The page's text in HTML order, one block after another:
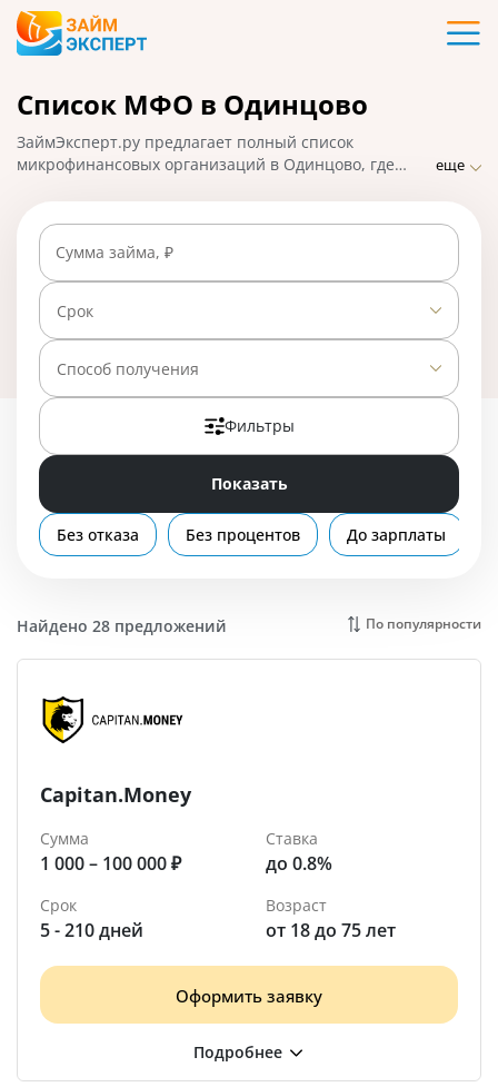
Карты
Кредиты
Ипотека
Займы
Вклады
Бизнес
Список МФО в Одинцово
ЗаймЭксперт.ру предлагает полный список
микрофинансовых организаций в Одинцово, где
требованиями и проверками, быстрым оформлением
и высоким процентом одобрения заявок. На
01.05.2025 вам доступно 28 предложений со ставкой
от 0% в день.
еще
Сумма займа, ₽
Срок
Способ получения
Фильтры
Показать
Без отказа Без процентов До зарплаты
Найдено 28 предложений По популярности
Capitan.Money
Сумма
1 000 – 100 000 ₽
Ставка
до 0.8%
Срок
5 - 210 дней
Возраст
от 18 до 75 лет
Оформить заявку